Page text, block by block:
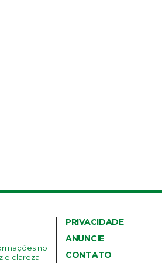
no
e clareza
PRIVACIDADE
ANUNCIE
CONTATO